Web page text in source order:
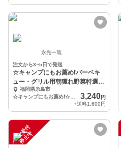
永光一哉
注文から3~5日で発送
☆キャンプにもお薦め❗️バーベキ
ュー・グリル用朝獲れ野菜特選セ
ット・福岡県糸島産
福岡県糸島市
3,240円
+送料1,600円
注
文
受
付
停
止
中